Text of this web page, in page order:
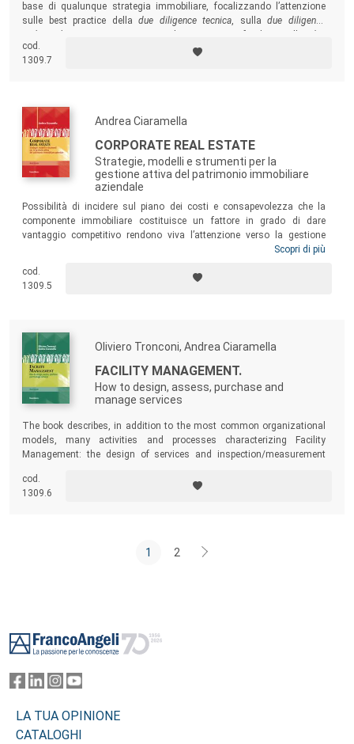
base di qualunque strategia immobiliare, focalizzando l’attenzione
sulle best practice delladue diligence tecnica, sulladue diligence
diligence immobiliare legale e fiscale
cod.
1309.7
Andrea Ciaramella
CORPORATE REAL ESTATE
Strategie, modelli e strumenti per la
gestione attiva del patrimonio immobiliare
aziendale
Possibilità di incidere sul piano dei costi e consapevolezza che la
componente immobiliare costituisce un fattore in grado di dare
vantaggio competitivo rendono viva l’attenzione verso la gestione
degli immobili utilizzati strumentalmente dalle aziende. Il testo
vista, fornendo indicazioni metodologiche utili a un approccio
consapevole e strutturato, anche con il supporto di casi studio.
Scopri di più
cod.
1309.5
Oliviero Tronconi, Andrea Ciaramella
FACILITY MANAGEMENT.
How to design, assess, purchase and
manage services
The book describes, in addition to the most common organizational
models, many activities and processes characterizing Facility
Management: the design of services and inspection/measurement
public and private organizations; the management of resources and
the impact of services in the most complex Real Estate management
cod.
1309.6
1 2
LA TUA OPINIONE
CATALOGHI